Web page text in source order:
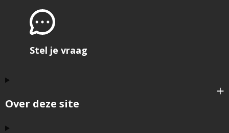
Over deze site
Stel je vraag